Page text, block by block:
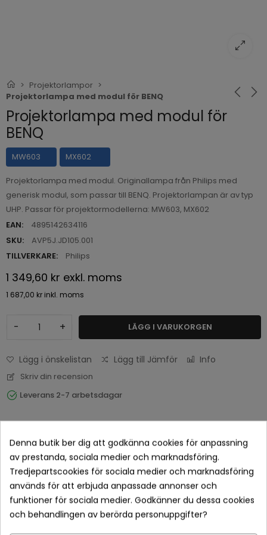
Projektorlampor
Projektorlampa med modul för BENQ
Projektorlampa med modul för
BENQ
MW603 MX602
Projektorlampa med modul. Originallampa från Philips med
generisk modul, som passar till BENQ. Projektorlampan är av typ
UHP. Passar för projektormodellerna: MW603, MX602
EAN:
4895142634116
SKU:
AVP5J.JD105.001
TILLVERKARE:
Philips
1 349,60 kr exkl. moms
1 687,00 kr inkl. moms
- + LÄGG I VARUKORGEN
Lägg i önskelistan Lägg till Jämför Info
Skriv din recension
Leverans 2-7 arbetsdagar
Betala tryggt med Klarna checkout
Denna butik ber dig att godkänna cookies för anpassning
av prestanda, sociala medier och marknadsföring.
Tredjepartscookies för sociala medier och marknadsföring
används för att erbjuda anpassade annonser och
funktioner för sociala medier. Godkänner du dessa cookies
och behandlingen av berörda personuppgifter?